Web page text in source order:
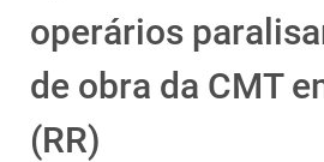
operários
de obra da CMT
(RR)